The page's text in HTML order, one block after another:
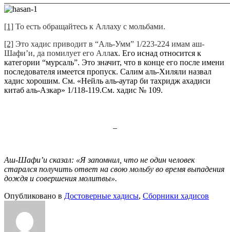
[1] То есть обращайтесь к Аллаху с мольбами.
[2] Это хадис приводит в “Аль-Умм” 1/223-224 имам аш-
Шафи’и, да помилует его Аллах. Его иснад относится к
категории “мурсаль”. Это значит, что в конце его после имени
последователя имеется пропуск. Салим аль-Хиляли назвал
хадис хорошим. См. «Нейль аль-аутар би тахридж ахадиси
китаб аль-Азкар» 1/118-119.См. хадис № 109.
Аш-Шафи’и сказал: «Я запомнил, что не один человек
старался получить ответ на свою мольбу во время выпадения
дождя и совершения молитвы».
Опубликовано в Достоверные хадисы, Сборники хадисов